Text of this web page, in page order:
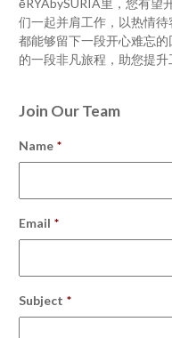
ēRYAbySURIA里，您有望
们一起并肩工作，以热情
都能够留下一段开心难忘
的一段非凡旅程，助您提升
Join Our Team
Name *
Email *
Subject *